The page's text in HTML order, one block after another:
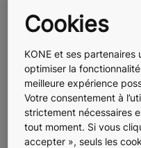
progressive de la flotte
une optimisation des
planification intelligente
rationalisée avec la
rechange directement
techniciens, et
privilégient la
dépannage.
Cookies
KONE et ses
optimiser la
meilleure expérience
Votre consentement à
strictement nécessaires
tout moment. Si vous
accepter », seuls les